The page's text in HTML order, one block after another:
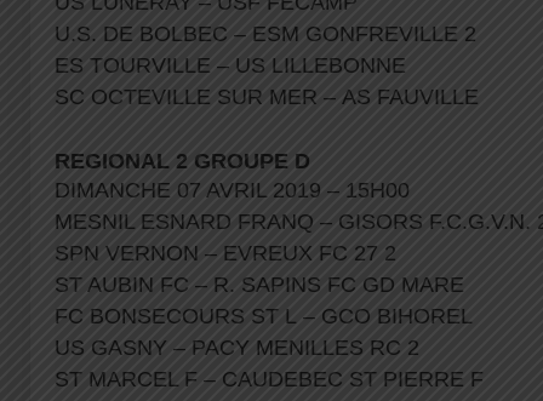
U.S. DE BOLBEC – ESM GONFREVILLE 2
ES TOURVILLE – US LILLEBONNE
SC OCTEVILLE SUR MER – AS FAUVILLE
REGIONAL 2 GROUPE D
DIMANCHE 07 AVRIL 2019 – 15H00
MESNIL ESNARD FRANQ – GISORS F.C.G.V.N.
SPN VERNON – EVREUX FC 27 2
ST AUBIN FC – R. SAPINS FC GD MARE
FC BONSECOURS ST L – GCO BIHOREL
US GASNY – PACY MENILLES RC 2
ST MARCEL F – CAUDEBEC ST PIERRE F